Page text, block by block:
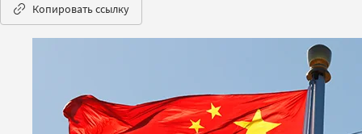
Копировать ссылку